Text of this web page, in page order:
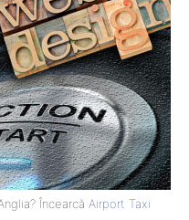
Încearcă Airport Taxi